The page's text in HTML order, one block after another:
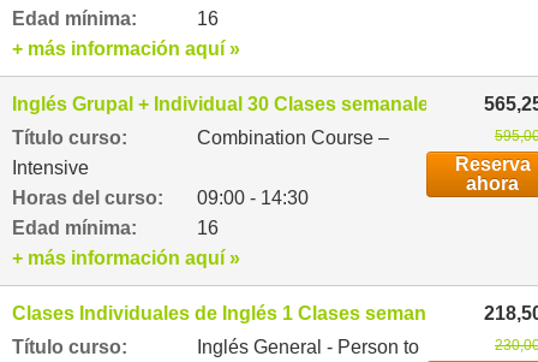
Edad mínima:
16
+ más información aquí »
Inglés Grupal + Individual 30 Clases semanales
Título curso:
Combination Course –
Intensive
Horas del curso:
09:00 - 14:30
Edad mínima:
16
Reserva
ahora
+ más información aquí »
Clases Individuales de Inglés 1 Clases semanales
Título curso:
Inglés General - Person to